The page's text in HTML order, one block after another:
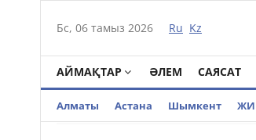
Бс, 06 тамыз 2026 Ru Kz
АЙМАҚТАР ӘЛЕМ САЯСАТ
Алматы Астана Шымкент ЖИ